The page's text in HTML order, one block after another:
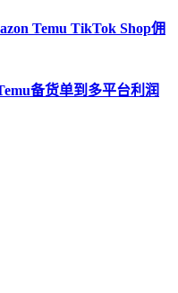
Temu TikTok Shop佣
备货单到多平台利润